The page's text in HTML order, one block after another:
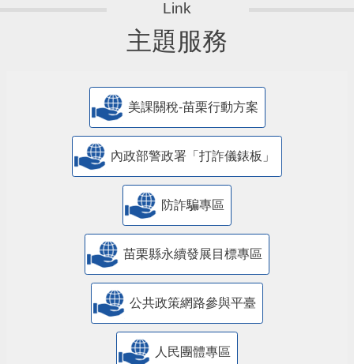
主題服務
美課關稅-苗栗行動方案
內政部警政署「打詐儀錶板」
防詐騙專區
苗栗縣永續發展目標專區
公共政策網路參與平臺
人民團體專區